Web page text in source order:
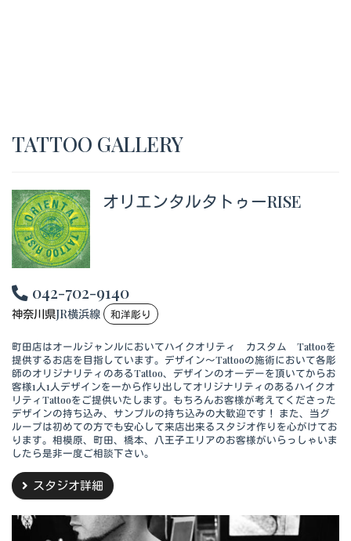
TATTOO GALLERY
オリエンタルタトゥーRISE
042-702-9140
神奈川県JR横浜線 和洋彫り
町田店はオールジャンルにおいてハイクオリティ カスタム Tattooを
提供するお店を目指しています。デザイン～Tattooの施術において各彫
師のオリジナリティのあるTattoo、デザインのオーデーを頂いてからお
客様1人1人デザインを一から作り出してオリジナリティのあるハイクオ
リティTattooをご提供いたします。もちろんお客様が考えてくださった
デザインの持ち込み、サンプルの持ち込みの大歓迎です！ また、当グ
ループは初めての方でも安心して来店出来るスタジオ作りを心がけてお
ります。相模原、町田、橋本、八王子エリアのお客様がいらっしゃいま
したら是非一度ご相談下さい。
スタジオ詳細